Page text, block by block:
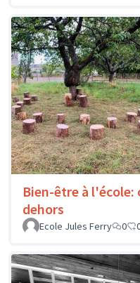
Bien-être à l'école:
dehors
Ecole Jules Ferry
0